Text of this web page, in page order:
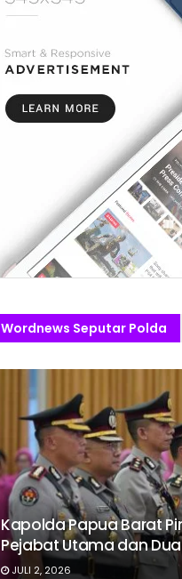
Wordnews Seputar Polda
Kapolda Papua Barat
Pejabat Utama dan
JULI 2, 2026